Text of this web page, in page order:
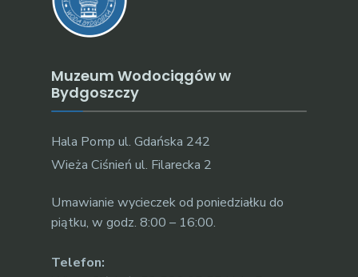
Muzeum Wodociągów w
Bydgoszczy
Hala Pomp ul. Gdańska 242
Wieża Ciśnień ul. Filarecka 2
Umawianie wycieczek od poniedziałku do
piątku, w godz. 8:00 – 16:00.
Telefon: